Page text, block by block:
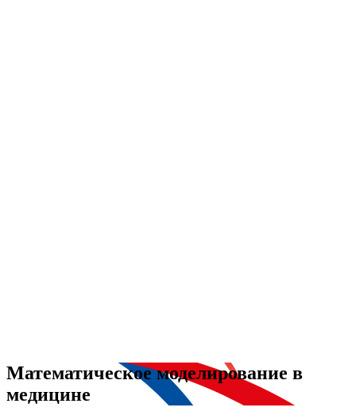
Математическое моделирование в
медицине